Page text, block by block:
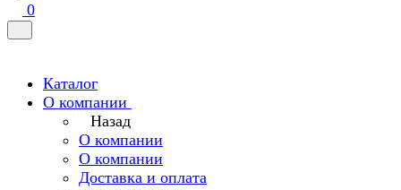
0
Каталог
О компании
Назад
О компании
О компании
Доставка и оплата